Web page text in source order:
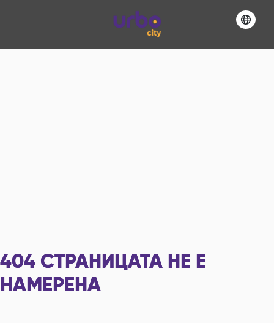
404 СТРАНИЦАТА НЕ Е
НАМЕРЕНА